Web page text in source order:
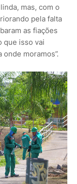
mas, com o
pela falta
as fiações
que isso vai
moramos”.